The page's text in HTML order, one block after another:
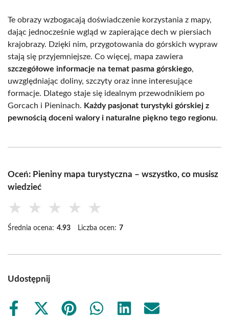
Te obrazy wzbogacają doświadczenie korzystania z mapy,
dając jednocześnie wgląd w zapierające dech w piersiach
krajobrazy. Dzięki nim, przygotowania do górskich wypraw
stają się przyjemniejsze. Co więcej, mapa zawiera
szczegółowe informacje na temat pasma górskiego,
uwzględniając doliny, szczyty oraz inne interesujące
formacje. Dlatego staje się idealnym przewodnikiem po
Gorcach i Pieninach. Każdy pasjonat turystyki górskiej z
pewnością doceni walory i naturalne piękno tego regionu.
Oceń: Pieniny mapa turystyczna – wszystko, co musisz
wiedzieć
★ ★ ★ ★ ★
Średnia ocena: 4.93 Liczba ocen: 7
Udostępnij
Share
Share
Share
Share
Share
Share